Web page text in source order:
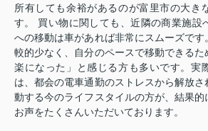
所有しても余裕があるのが富里市の大き
す。 買い物に関しても、近隣の商業施設
への移動は車があれば非常にスムーズで
較的少なく、自分のペースで移動できる
楽になった」と感じる方も多いです。実
は、都会の電車通勤のストレスから解放
動する今のライフスタイルの方が、結果的
お声をたくさんいただいております。